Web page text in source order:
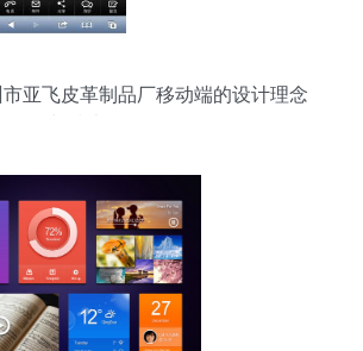
亚飞皮革制品厂移动端的设计理念